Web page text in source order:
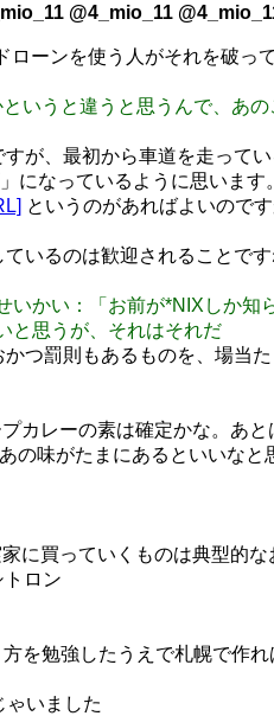
@4_mio_11
ーンを使う人がそれを破
いうと違うと思うんで、あ
が、最初から車道を走って
になっているように思います
というのがあればよいので
いるのは歓迎されることで
かい：「お前が*NIXしか知
と思うが、それはそれだ
つ罰則もあるものを、場当
カレーの素は確定かな。あ
味がたまにあるといいな
に買っていくものは典型的
ロン
を勉強したうえで札幌で作
ゃいました